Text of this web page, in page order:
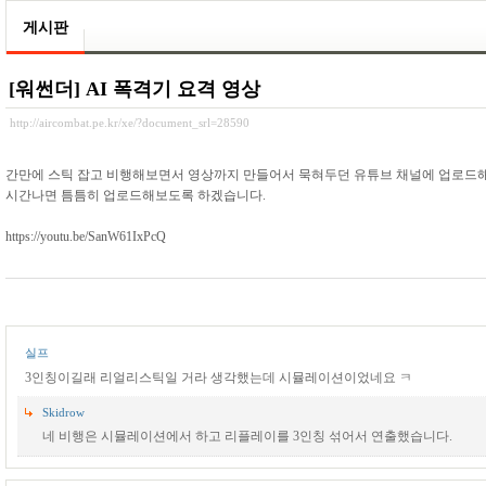
게시판
[워썬더] AI 폭격기 요격 영상
http://aircombat.pe.kr/xe/?document_srl=28590
간만에 스틱 잡고 비행해보면서 영상까지 만들어서 묵혀두던 유튜브 채널에 업로드
시간나면 틈틈히 업로드해보도록 하겠습니다.
https://youtu.be/SanW61IxPcQ
실프
3인칭이길래 리얼리스틱일 거라 생각했는데 시뮬레이션이었네요 ㅋ
Skidrow
네 비행은 시뮬레이션에서 하고 리플레이를 3인칭 섞어서 연출했습니다.